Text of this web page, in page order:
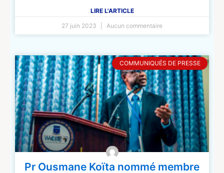
LIRE L'ARTICLE
27 juin 2023
Aucun commentaire
COMMUNIQUÉS DE PRESSE
Pr Ousmane Koïta nommé membre